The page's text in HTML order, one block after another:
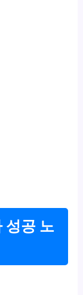
성공 노